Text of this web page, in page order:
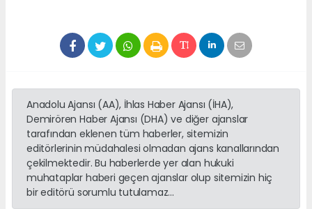
Anadolu Ajansı (AA), İhlas Haber Ajansı (İHA),
Demirören Haber Ajansı (DHA) ve diğer ajanslar
tarafından eklenen tüm haberler, sitemizin
editörlerinin müdahalesi olmadan ajans kanallarından
çekilmektedir. Bu haberlerde yer alan hukuki
muhataplar haberi geçen ajanslar olup sitemizin hiç
bir editörü sorumlu tutulamaz...